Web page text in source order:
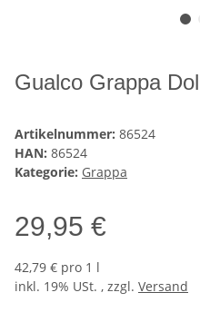
Gualco Grappa
Artikelnummer: 86524
HAN: 86524
Kategorie: Grappa
29,95 €
42,79 € pro 1 l
inkl. 19% USt. , zzgl. Versand